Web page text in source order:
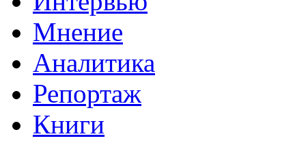
Мнение
Аналитика
Репортаж
Книги